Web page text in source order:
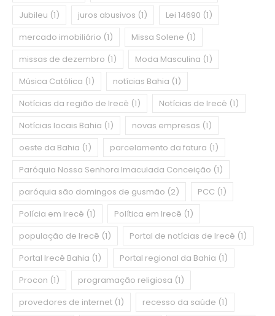
Jubileu (1) juros abusivos (1) Lei 14690 (1)
mercado imobiliário (1) Missa Solene (1)
missas de dezembro (1) Moda Masculina (1)
Música Católica (1) notícias Bahia (1)
Notícias da região de Irecê (1) Notícias de Irecê (1)
Notícias locais Bahia (1) novas empresas (1)
oeste da Bahia (1) parcelamento da fatura (1)
Paróquia Nossa Senhora Imaculada Conceição (1)
paróquia são domingos de gusmão (2) PCC (1)
Polícia em Irecê (1) Política em Irecê (1)
população de Irecê (1) Portal de notícias de Irecê (1)
Portal Irecê Bahia (1) Portal regional da Bahia (1)
Procon (1) programação religiosa (1)
provedores de internet (1) recesso da saúde (1)